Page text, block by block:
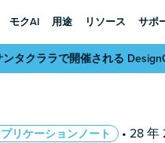
モクAI 用途 リソース サポ
ンタクララで開催される
リケーションノート • 28 年